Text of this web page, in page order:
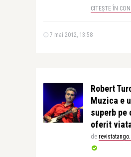
CITEȘTE ÎN
7 mai 2012, 13:58
Robert
Muzica e
superb pe
oferit
de